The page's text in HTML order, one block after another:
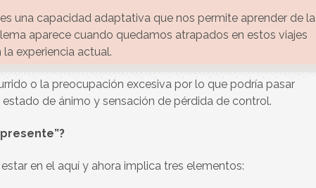
una capacidad adaptativa que nos permite aprender de la
aparece cuando quedamos atrapados en estos viajes
experiencia actual.
o la preocupación excesiva por lo que podría pasar
de ánimo y sensación de pérdida de control.
en el aquí y ahora implica tres elementos: